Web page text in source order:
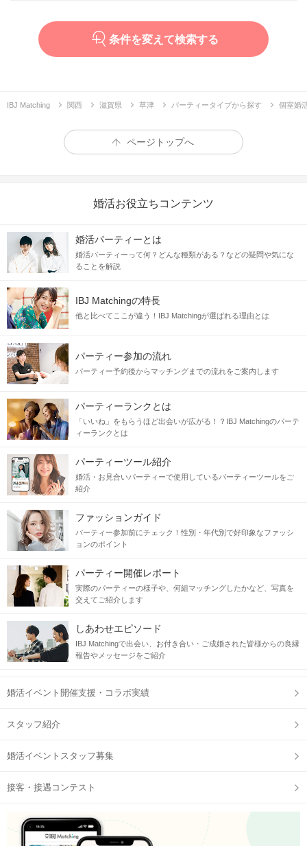
条件を変えて検索する
IBJ Matching 関西 滋賀県 草津 パーティータイプから探す 個室婚
ページトップへ
婚活お役立ちコンテンツ
婚活パーティーとは
婚活パーティーって何？どんな種類がある？などの疑問や気にな
ることを解説
IBJ Matchingの特長
他と比べてここが違う！IBJ Matchingが選ばれる理由とは
パーティー参加の流れ
パーティー予約後からマッチングまでの流れをご案内します
パーティーランクとは
「いいね」をもらうほど出会いが広がる！？IBJ Matchingのパーテ
ィーランクとは
パーティーツール紹介
婚活・お見合いパーティーで使用しているパーティーツールをご
紹介
ファッションガイド
パーティー参加前にチェック！性別・年代別で好印象なファッシ
ョンのポイント
パーティー開催レポート
実際のパーティーの様子や、何組マッチングしたかなど、写真を
交えてご紹介します
しあわせエピソード
IBJ Matchingで出会い、お付き合い・ご成婚された皆様からの良縁
報告やメッセージをご紹介
婚活イベント開催支援・コラボ実績
スタッフ紹介
婚活イベントスタッフ募集
接客・接遇コンテスト